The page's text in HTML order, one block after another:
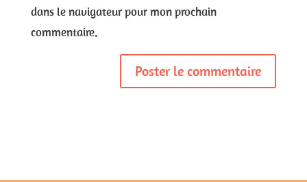
dans le navigateur pour mon prochain
commentaire.